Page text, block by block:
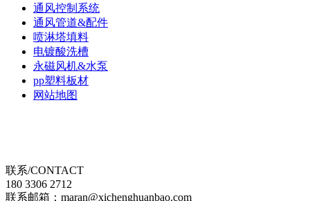
通风控制系统
通风管道&配件
喷淋塔填料
电镀酸洗槽
永磁风机&水泵
pp塑料板材
网站地图
联系/CONTACT
180 3306 2712
联系邮箱：maran@xichenghuanbao.com